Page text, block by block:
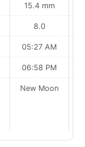
15.4 mm
8.0
05:27 AM
06:58 PM
New Moon